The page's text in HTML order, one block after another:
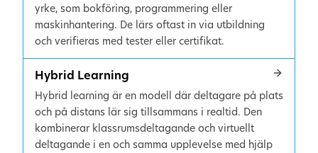
yrke, som bokföring, programmering eller
maskinhantering. De lärs oftast in via utbildning
och verifieras med tester eller certifikat.
Hybrid Learning
Hybrid learning är en modell där deltagare på plats
och på distans lär sig tillsammans i realtid. Den
kombinerar klassrumsdeltagande och virtuellt
deltagande i en och samma upplevelse med hjälp